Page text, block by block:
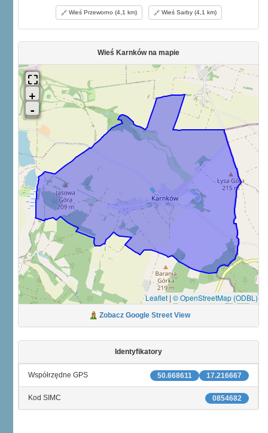
Wieś Przeworno (4,1 km) Wieś Sarby (4,1 km)
Wieś Karnków na mapie
Leaflet | © OpenStreetMap (ODBL)
Zobacz Google Street View
Identyfikatory
17.216667
50.668611
Współrzędne GPS
0854682
Kod SIMC